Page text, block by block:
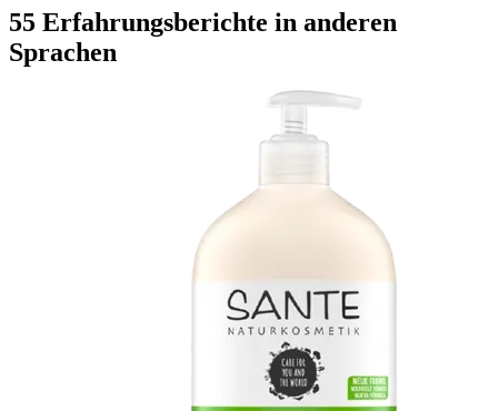
55 Erfahrungsberichte in anderen
Sprachen